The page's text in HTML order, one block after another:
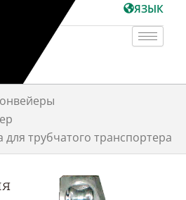
ЯЗЫК
для трубчатого транспортера